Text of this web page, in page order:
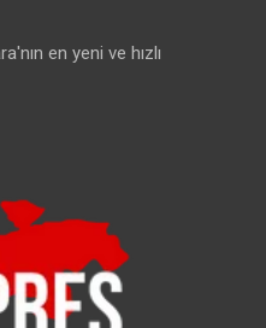
en yeni ve hızlı